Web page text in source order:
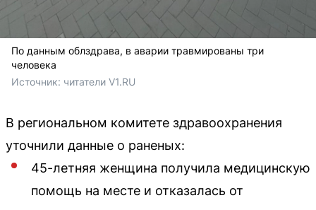
По данным облздрава, в аварии травмированы три
человека
Источник: читатели V1.RU
В региональном комитете здравоохранения
уточнили данные о раненых:
45-летняя женщина получила медицинскую
помощь на месте и отказалась от